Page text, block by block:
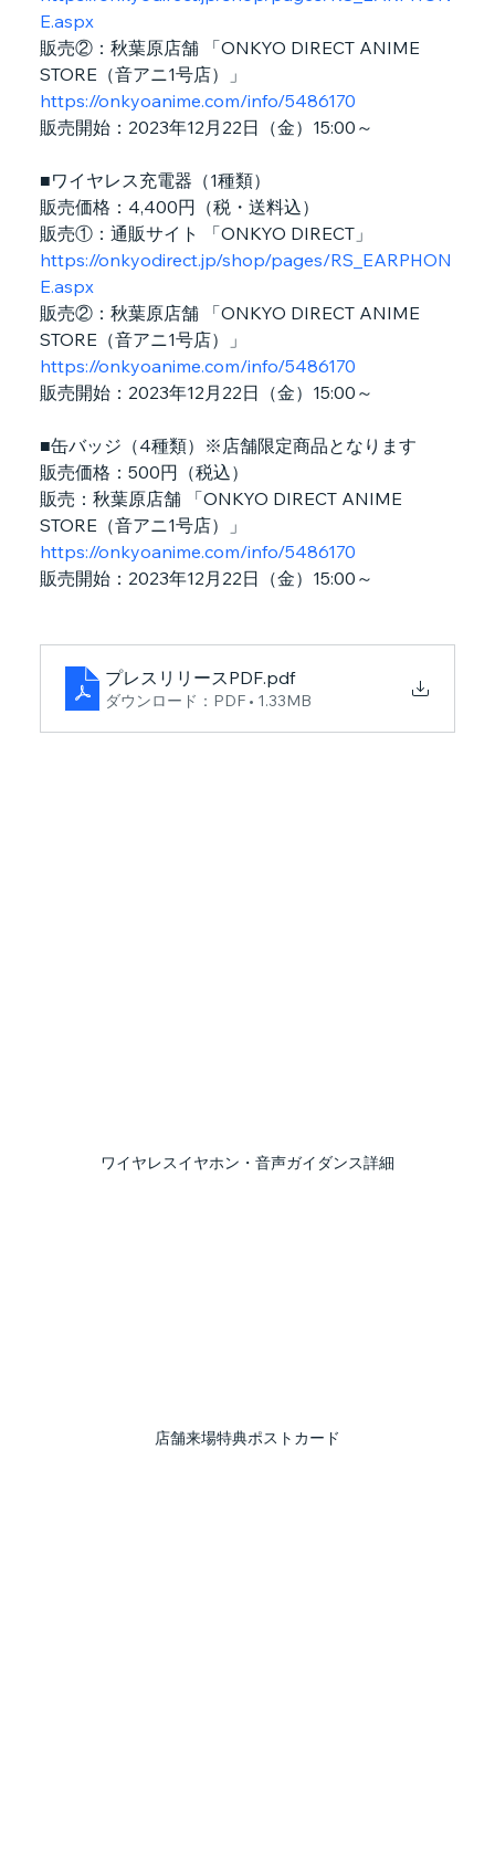
E.aspx
販売②：秋葉原店舗 「ONKYO DIRECT ANIME
STORE（音アニ1号店）」
https://onkyoanime.com/info/5486170
販売開始：2023年12月22日（金）15:00～
■ワイヤレス充電器（1種類）
販売価格：4,400円（税・送料込）
販売①：通販サイト 「ONKYO DIRECT」
https://onkyodirect.jp/shop/pages/RS_EARPHON
E.aspx
販売②：秋葉原店舗 「ONKYO DIRECT ANIME
STORE（音アニ1号店）」
https://onkyoanime.com/info/5486170
販売開始：2023年12月22日（金）15:00～
■缶バッジ（4種類）※店舗限定商品となります
販売価格：500円（税込）
販売：秋葉原店舗 「ONKYO DIRECT ANIME
STORE（音アニ1号店）」
https://onkyoanime.com/info/5486170
販売開始：2023年12月22日（金）15:00～
プレスリリースPDF.pdf
ダウンロード：PDF • 1.33MB
ワイヤレスイヤホン・音声ガイダンス詳細
店舗来場特典ポストカード